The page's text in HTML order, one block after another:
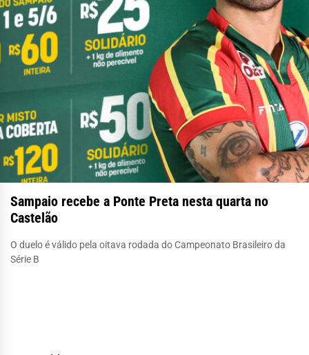
Sampaio recebe a Ponte Preta nesta quarta no
Castelão
O duelo é válido pela oitava rodada do Campeonato Brasileiro da
Série B